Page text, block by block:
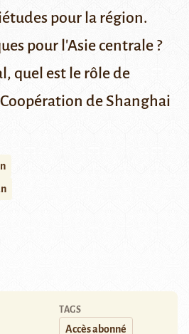
pour la région.
pour l'Asie centrale ?
quel est le rôle de
de Shanghai
TAGS
Accès abonné